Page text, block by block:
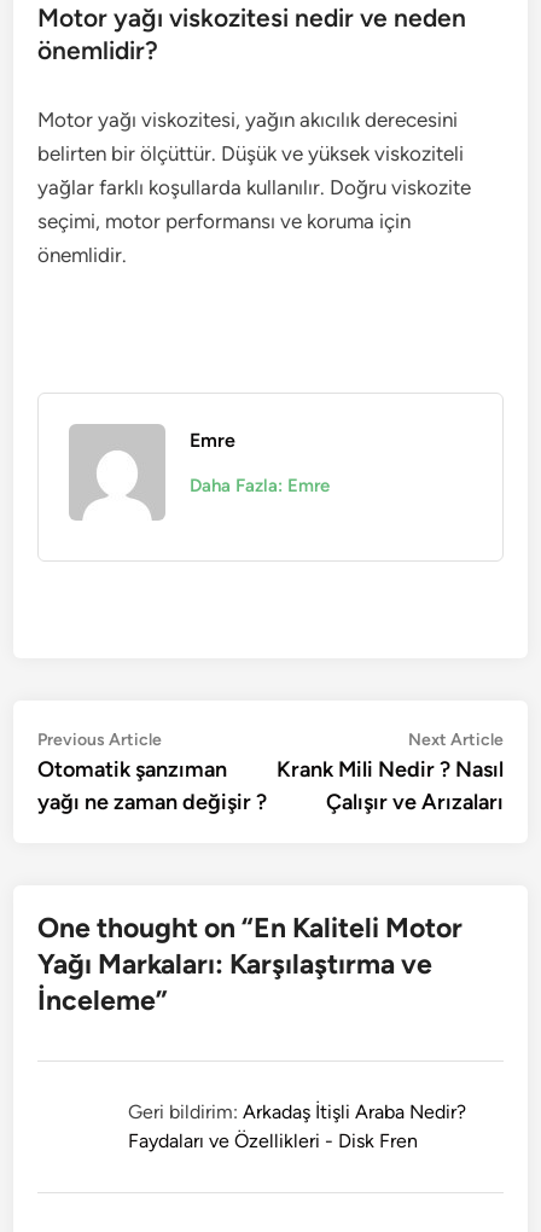
Motor yağı viskozitesi nedir ve neden
önemlidir?
Motor yağı viskozitesi, yağın akıcılık derecesini
belirten bir ölçüttür. Düşük ve yüksek viskoziteli
yağlar farklı koşullarda kullanılır. Doğru viskozite
seçimi, motor performansı ve koruma için
önemlidir.
Emre
Daha Fazla: Emre
Yazı
gezinmesi
Previous ArticlePrevious
article:
Otomatik şanzıman
yağı ne zaman değişir ?
Next Article
Krank Mili Nedir ? Nasıl
Çalışır ve Arızaları
One thought on “En Kaliteli Motor
Yağı Markaları: Karşılaştırma ve
İnceleme”
Geri bildirim:Arkadaş İtişli Araba Nedir?
Faydaları ve Özellikleri - Disk Fren